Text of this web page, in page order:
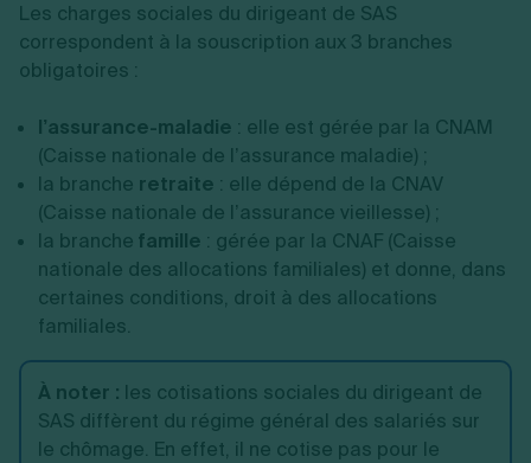
Les charges sociales du dirigeant de SAS
correspondent à la souscription aux 3 branches
obligatoires :
l’assurance-maladie : elle est gérée par la CNAM
(Caisse nationale de l’assurance maladie) ;
la branche retraite : elle dépend de la CNAV
(Caisse nationale de l’assurance vieillesse) ;
la branche famille : gérée par la CNAF (Caisse
nationale des allocations familiales) et donne, dans
certaines conditions, droit à des allocations
familiales.
À noter : les cotisations sociales du dirigeant de
SAS diffèrent du régime général des salariés sur
le chômage. En effet, il ne cotise pas pour le